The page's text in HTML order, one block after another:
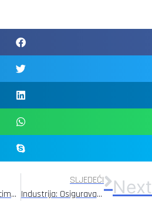
Partner vatrogascima: Očuvanje života, zdravlja i sigurnosti vatrogasaca
SLJEDEĆI
Industrija: Osiguravamo sigurnost i prevenciju za radnike
Next